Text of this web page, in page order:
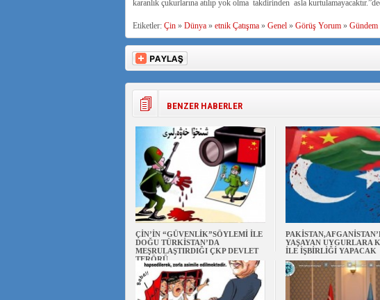
karanlık çukurlarına atılıp yok olma takdirinden asla
Etiketler: Çin» Dünya» etnik Çatışma» Genel» Görüş Yorum» Gündem
BENZER HABERLER
ÇİN’İN “GÜVENLİK”SÖYLEMİ İLE
DOĞU TÜRKİSTAN’DA
MEŞRULAŞTIRDIĞI ÇKP DEVLET
TERÖRÜ
YAŞAYAN UYGURLARA
İLE İŞBİRLİĞİ YAPACAK